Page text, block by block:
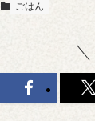
ごはん